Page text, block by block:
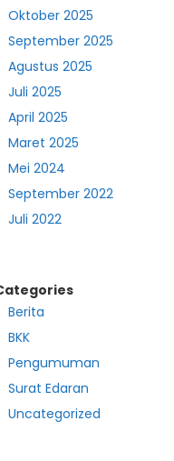
Oktober 2025
September 2025
Agustus 2025
Juli 2025
April 2025
Maret 2025
Mei 2024
September 2022
Juli 2022
Berita
BKK
Pengumuman
Surat Edaran
Uncategorized